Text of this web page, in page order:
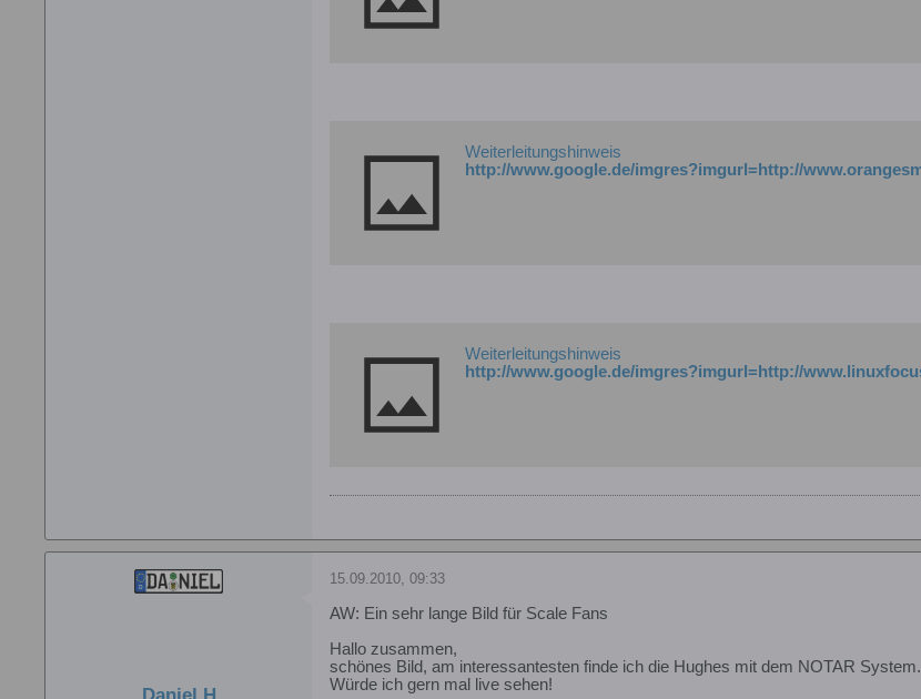
Weiterleitungshinweis
Weiterleitungshinweis
Daniel H
15.09.2010, 09:33
AW: Ein sehr lange Bild für Scale Fans
Hallo zusammen,
schönes Bild, am interessantesten finde ich die Hughes mit dem NOTAR System.
Würde ich gern mal live sehen!